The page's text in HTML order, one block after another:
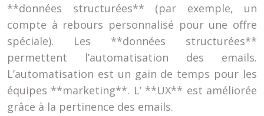
**données structurées** (par exemple, un
compte à rebours personnalisé pour une offre
spéciale). Les **données structurées**
permettent l’automatisation des emails.
L’automatisation est un gain de temps pour les
équipes **marketing**. L’ **UX** est améliorée
grâce à la pertinence des emails.